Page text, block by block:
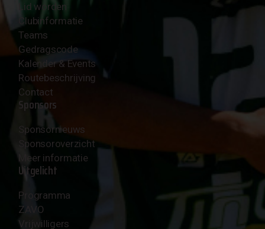
Lid worden
Clubinformatie
Teams
Gedragscode
Kalender & Events
Routebeschrijving
Contact
Sponsors
Sponsornieuws
Sponsoroverzicht
Meer informatie
Uitgelicht
Programma
ZAVO
Vrijwilligers